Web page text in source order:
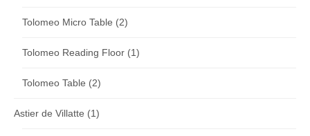
Tolomeo Micro Table (2)
Tolomeo Reading Floor (1)
Tolomeo Table (2)
Astier de Villatte (1)